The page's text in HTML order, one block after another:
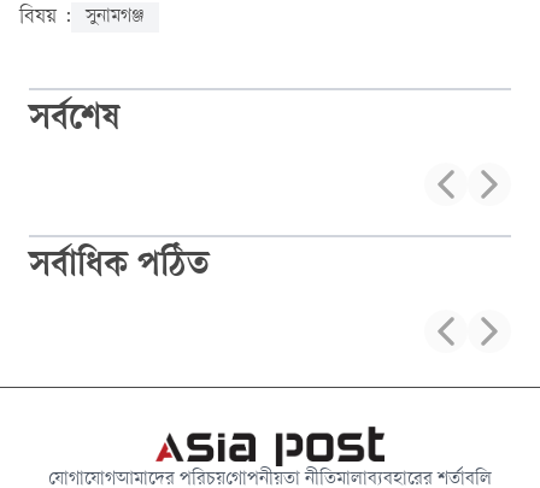
বিষয় : সুনামগঞ্জ
সর্বশেষ
সর্বাধিক পঠিত
যোগাযোগআমাদের পরিচয়গোপনীয়তা নীতিমালাব্যবহারের শর্তাবলি